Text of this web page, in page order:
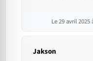
Le 29 avril 2025
Jakson